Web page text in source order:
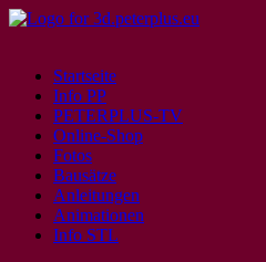
Startseite
Info PP
PETERPLUS-TV
Online-Shop
Fotos
Bausätze
Anleitungen
Animationen
Info STL